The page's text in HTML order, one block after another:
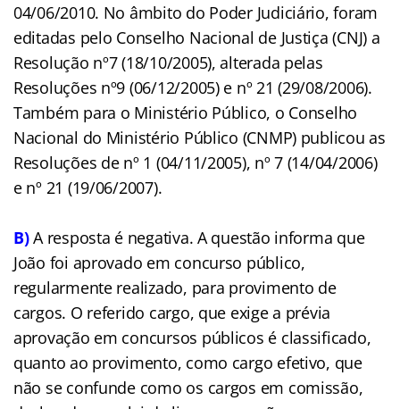
04/06/2010. No âmbito do Poder Judiciário, foram
editadas pelo Conselho Nacional de Justiça (CNJ) a
Resolução nº7 (18/10/2005), alterada pelas
Resoluções nº9 (06/12/2005) e nº 21 (29/08/2006).
Também para o Ministério Público, o Conselho
Nacional do Ministério Público (CNMP) publicou as
Resoluções de nº 1 (04/11/2005), nº 7 (14/04/2006)
e nº 21 (19/06/2007).
B)A resposta é negativa. A questão informa que
João foi aprovado em concurso público,
regularmente realizado, para provimento de
cargos. O referido cargo, que exige a prévia
aprovação em concursos públicos é classificado,
quanto ao provimento, como cargo efetivo, que
não se confunde como os cargos em comissão,